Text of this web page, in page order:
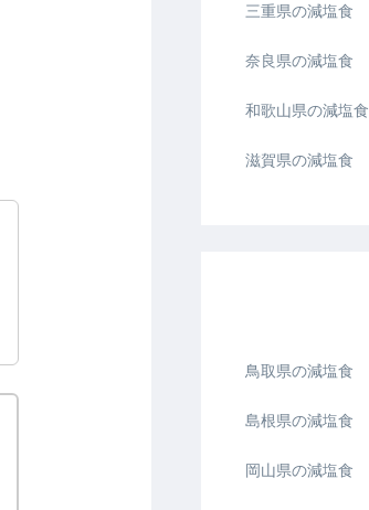
三重県の減塩食
奈良県の減塩食
和歌山県の減塩食
滋賀県の減塩食
鳥取県の減塩食
島根県の減塩食
岡山県の減塩食